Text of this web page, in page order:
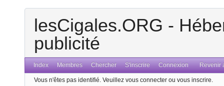
lesCigales.ORG -
publicité
Index Membres Chercher S'inscrire Connexion Revenir
Vous n'êtes pas identifié. Veuillez vous connecter ou vous inscrire.